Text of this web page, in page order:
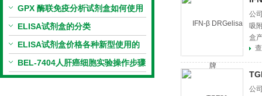
事项
GPX 酶联免疫分析试剂盒如何使用
ELISA试剂盒的分类
ELISA试剂盒价格各种新型使用的
测定方法
BEL-7404人肝癌细胞实验操作步骤
公
吸
盒
公